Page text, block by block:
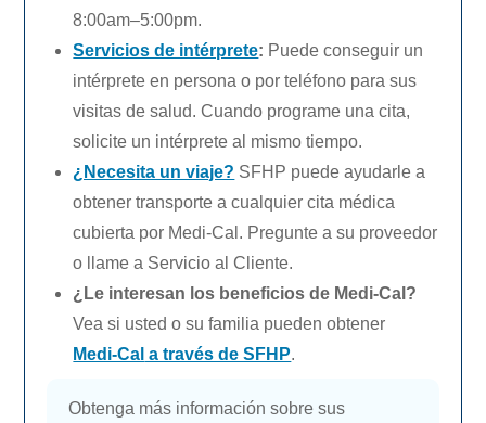
8:00am–5:00pm.
Servicios de intérprete: Puede conseguir un
intérprete en persona o por teléfono para sus
visitas de salud. Cuando programe una cita,
solicite un intérprete al mismo tiempo.
¿Necesita un viaje? SFHP puede ayudarle a
obtener transporte a cualquier cita médica
cubierta por Medi-Cal. Pregunte a su proveedor
o llame a Servicio al Cliente.
¿Le interesan los beneficios de Medi-Cal ?
Vea si usted o su familia pueden obtener
Medi-Cal a través de SFHP.
Obtenga más información sobre sus